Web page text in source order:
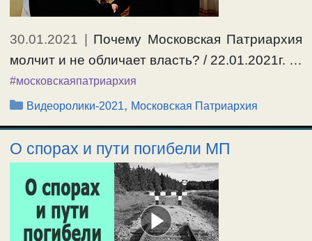
30.01.2021
Почему Московская Патриархия
молчит и не обличает власть? / 22.01.2021г. …
#московскаяпатриархия
Рубрики
Видеоролики-2021, Московская Патриархия
О спорах и пути погибели МП